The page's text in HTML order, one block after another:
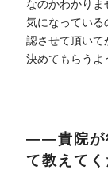
なのかわかり
気になっている
認させて頂いて
決めてもらうよ
――貴院が
て教えてく